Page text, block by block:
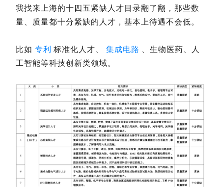
我找来上海的十四五紧缺人才目录翻了翻，那些数
量、质量都十分紧缺的人才，基本上待遇不会低。
比如 专利 标准化人才、 集成电路
、生物医药、人
工智能等科技创新类领域。